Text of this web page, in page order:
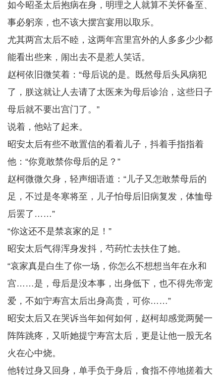
如今昭圣太后抱病在身，明理之人就算不关怀备至、
事必躬亲，也不该大摆宫宴用以取乐。
尤其两宫太后不睦，这两年宫里宫外的人多多少少都
能看出些来，闹出去不是惹人笑话。
赵柯依旧微笑着：“母后说的是。既然母后头风病犯
了，朕这就让人去请了太医来为母后诊治，这些日子
母后就不要出宫门了。”
说着，他站了起来。
昭安太后有些不敢置信的看着儿子，抖着手指指着
他：“你竟敢禁你母后的足？”
赵柯微微欠身，轻声细语道：“儿子又怎敢禁母后的
足，不过是冬寒将至，儿子怕母后旧病复发，体恤母
后罢了……”
“你这还不是禁哀家的足！”
昭安太后气得浑身发抖，芍药忙去扶住了她。
“哀家真是白生了你一场，你怎么不想想当年在永和
宫……是，母后是没本事，出身低下，也不得先帝宠
爱，不如宁寿宫太后出身高贵，可你……”
昭安太后又在哭诉当年如何如何，赵柯却感觉两鬓一
阵阵跳疼，又听她提宁寿宫太后，更是让他一股无名
火在心中烧。
他转过身又回身，单手负于身后，食指不停地搓着大